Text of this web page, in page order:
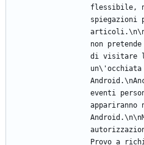
flessibile,
spiegazioni
non
di visitare
un\'occhiata
eventi
appariranno
Provo a